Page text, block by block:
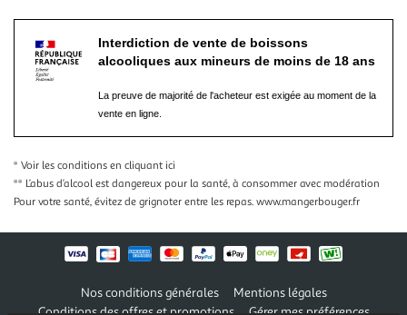
Interdiction de vente de boissons
alcooliques aux mineurs de moins de 18 ans
La preuve de majorité de l'acheteur est exigée au moment de la
vente en ligne.
* Voir les conditions en cliquant ici
** L’abus d’alcool est dangereux pour la santé, à consommer avec modération
Pour votre santé, évitez de grignoter entre les repas. www.mangerbouger.fr
Nos conditions générales
Mentions légales
Conditions des offres et promotions
Gérer mes préférences